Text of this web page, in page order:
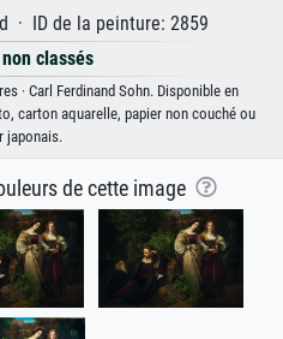
· ID de la peinture: 2859
classés
· Carl Ferdinand Sohn. Disponible en
carton aquarelle, papier non couché ou
japonais.
de cette image